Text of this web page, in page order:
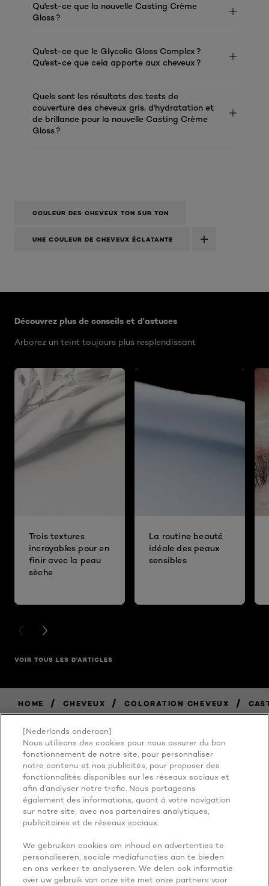
Qu'est-ce que la nouvelle Casting Crème
Gloss ?
Qu'est-ce que le Glycolic Gloss Complex ?
Qu'est-ce que cela apporte aux cheveux ?
Quels sont les résultats des tests de
couverture des cheveux gris, d'hydratation et
de brillance pour la nouvelle Casting Crème
Gloss ?
COULEUR DES CHEVEUX TON SUR TON
UNE COULEUR DE CHEVEUX ÉCLATANTE
Découvrez plus de conseils et d'astuces
Arborez un teint toujours plus resplendissant
Trois textures
incroyables pour en
finir avec la peau
sèche
La routine beauté
idéale des peaux
sensibles
PREVIOUS CARD
NEXT CARD
VOIR TOUS LES D'ARTICLES
HOME / CHEVEUX / COLORATION CHEVEUX /
BECAUSE
YOU'RE
WORTH IT
[Nederlands onderaan]
Nous utilisons des cookies pour nous assurer du bon
fonctionnement de notre site, pour personnaliser
notre contenu et nos publicités, pour proposer des
fonctionnalités disponibles sur les réseaux sociaux et
afin d’analyser notre trafic. Nous partageons
également des informations, quant à votre navigation
sur notre site, avec nos partenaires analytiques,
publicitaires et de réseaux sociaux.
We gebruiken cookies om inhoud en advertenties te
personaliseren, sociale mediafuncties aan te bieden
en ons verkeer te analyseren. We delen ook informatie
over uw gebruik van onze site met onze partners voor